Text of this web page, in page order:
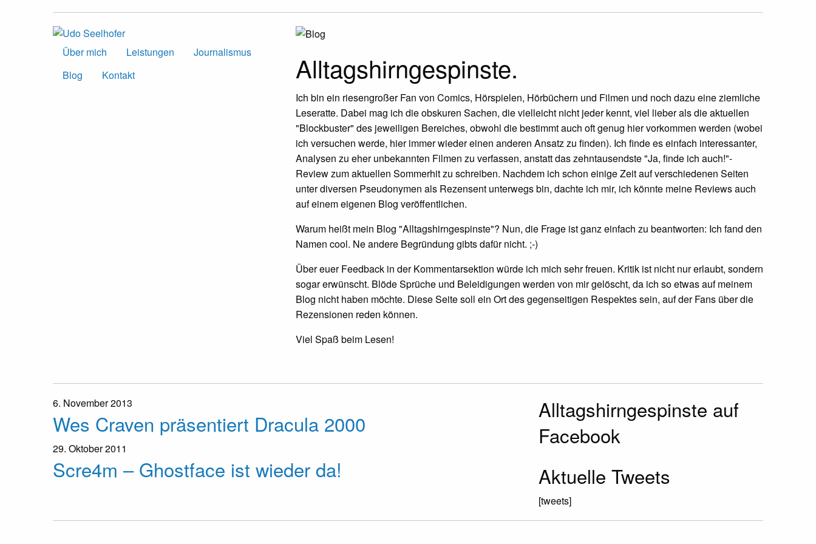
Über mich Leistungen
Journalismus
Blog
Kontakt Alltagshirngespinste.
Ich bin ein riesengroßer Fan von Comics, Hörspielen, Hörbüchern und Filmen und noch dazu eine ziemliche
Leseratte. Dabei mag ich die obskuren Sachen, die vielleicht nicht jeder kennt, viel lieber als die aktuellen
"Blockbuster" des jeweiligen Bereiches, obwohl die bestimmt auch oft genug hier vorkommen werden (wobei
ich versuchen werde, hier immer wieder einen anderen Ansatz zu finden). Ich finde es einfach interessanter,
Analysen zu eher unbekannten Filmen zu verfassen, anstatt das zehntausendste "Ja, finde ich auch!"-
Review zum aktuellen Sommerhit zu schreiben. Nachdem ich schon einige Zeit auf verschiedenen Seiten
unter diversen Pseudonymen als Rezensent unterwegs bin, dachte ich mir, ich könnte meine Reviews auch
auf einem eigenen Blog veröffentlichen.
Warum heißt mein Blog "Alltagshirngespinste"? Nun, die Frage ist ganz einfach zu beantworten: Ich fand den
Namen cool. Ne andere Begründung gibts dafür nicht. ;-)
Über euer Feedback in der Kommentarsektion würde ich mich sehr freuen. Kritik ist nicht nur erlaubt, sondern
sogar erwünscht. Blöde Sprüche und Beleidigungen werden von mir gelöscht, da ich so etwas auf meinem
Blog nicht haben möchte. Diese Seite soll ein Ort des gegenseitigen Respektes sein, auf der Fans über die
Rezensionen reden können.
Viel Spaß beim Lesen!
6. November 2013
Wes Craven präsentiert Dracula 2000
29. Oktober 2011
Scre4m – Ghostface ist wieder da!
Alltagshirngespinste auf
Facebook
Aktuelle Tweets
[tweets]